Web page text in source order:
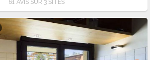
61 AVIS SUR 3 SITES